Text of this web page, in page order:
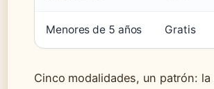
Menores de 5 años Gratis
Cinco modalidades, un patrón: